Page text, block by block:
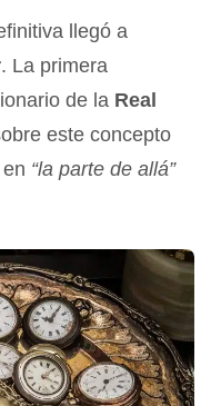
llegó a
. La primera
de la Real
este concepto
“la parte de allá”